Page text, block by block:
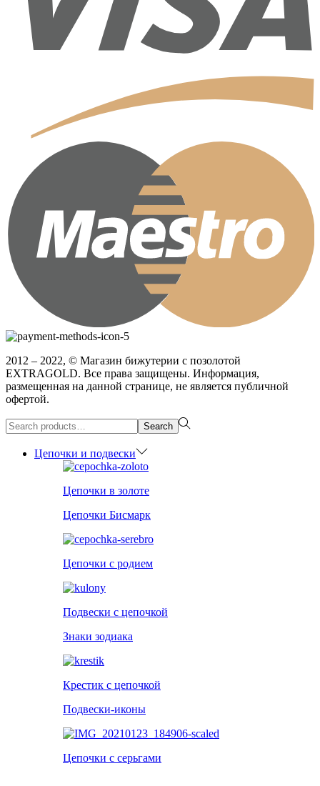
2012 – 2022, © Магазин бижутерии с позолотой
EXTRAGOLD. Все права защищены. Информация,
размещенная на данной странице, не является публичной
офертой.
Search
for:>
Search
Цепочки и подвески
Цепочки в золоте
Цепочки Бисмарк
Цепочки с родием
Подвески с цепочкой
Знаки зодиака
Крестик с цепочкой
Подвески-иконы
Цепочки с серьгами